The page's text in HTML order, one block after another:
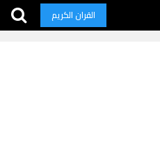
القران الكريم